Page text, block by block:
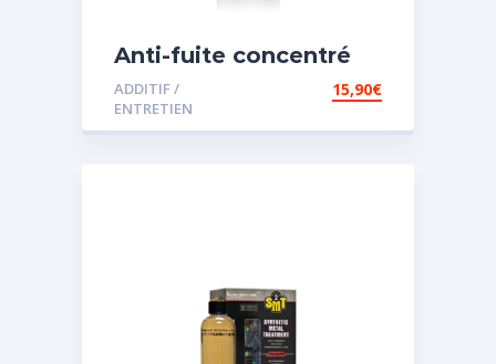
Anti-fuite concentré
pour direction
assistée
ADDITIF /
ENTRETIEN
15,90€